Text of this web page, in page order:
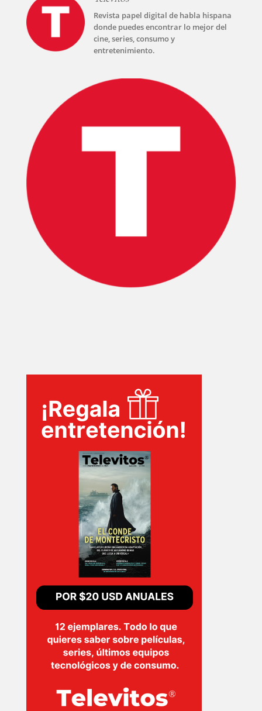
Revista papel digital de habla hispana
donde puedes encontrar lo mejor del
cine, series, consumo y
entretenimiento.